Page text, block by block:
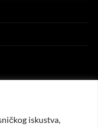
iskustva,